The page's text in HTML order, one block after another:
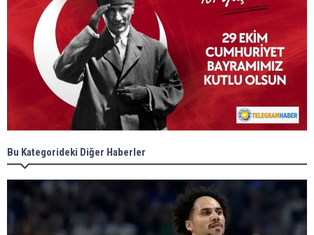
Bu Kategorideki Diğer Haberler